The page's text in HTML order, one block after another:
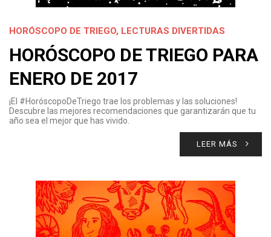
HORÓSCOPO DE TRIEGO, LECTURAS DIVERTIDAS
HORÓSCOPO DE TRIEGO PARA
ENERO DE 2017
¡El #HoróscopoDeTriego trae los problemas y las soluciones!
Descubre las mejores recomendaciones que garantizarán que tu
año sea el mejor que has vivido.
LEER MÁS